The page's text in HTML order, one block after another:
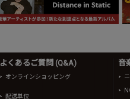
よくあるご質問 (Q&A)
オンラインショッピング
配送単位
音